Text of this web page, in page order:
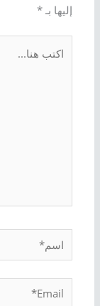
إليها بـ*
اسم*
Email*